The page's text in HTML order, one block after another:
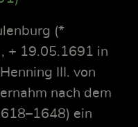
(*
+ 19.05.1691 in
III. von
nach dem
ein